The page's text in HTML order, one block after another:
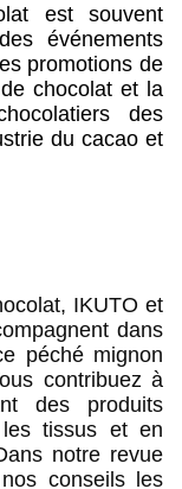
est souvent
événements
promotions de
chocolat et la
des
du cacao et
IKUTO et
dans
péché mignon
contribuez à
des produits
les tissus et en
notre revue
conseils les